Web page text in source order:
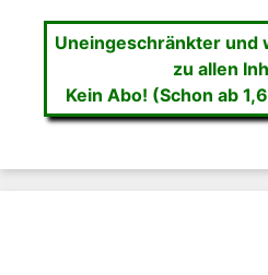
Uneingeschränkter und
zu allen
Kein Abo! (Schon ab